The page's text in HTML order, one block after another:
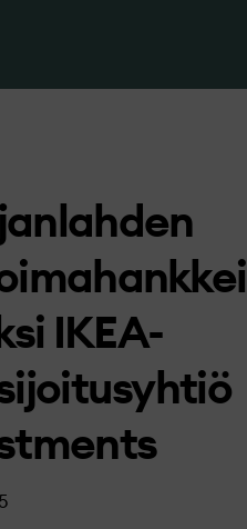
IKEA-